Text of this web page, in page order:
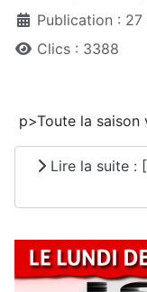
Publication : 27
Clics : 3388
p>Toute la saison
Lire la suite :